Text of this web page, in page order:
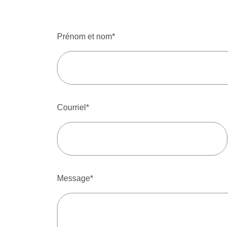
Prénom et nom*
Courriel*
Message*